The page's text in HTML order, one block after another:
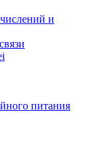
и
питания